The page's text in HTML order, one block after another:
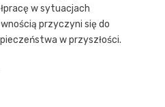
w sytuacjach
przyczyni się do
w przyszłości.